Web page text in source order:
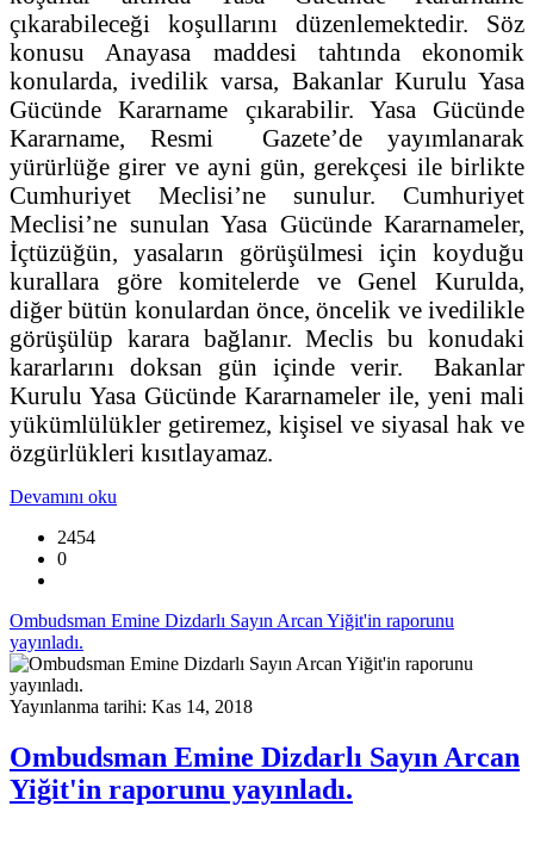
çıkarabileceği koşullarını düzenlemektedir. Söz
konusu Anayasa maddesi tahtında ekonomik
konularda, ivedilik varsa, Bakanlar Kurulu Yasa
Gücünde Kararname çıkarabilir. Yasa Gücünde
Kararname, Resmi Gazete’de yayımlanarak
yürürlüğe girer ve ayni gün, gerekçesi ile birlikte
Cumhuriyet Meclisi’ne sunulur. Cumhuriyet
Meclisi’ne sunulan Yasa Gücünde Kararnameler,
İçtüzüğün, yasaların görüşülmesi için koyduğu
kurallara göre komitelerde ve Genel Kurulda,
diğer bütün konulardan önce, öncelik ve ivedilikle
görüşülüp karara bağlanır. Meclis bu konudaki
kararlarını doksan gün içinde verir. Bakanlar
Kurulu Yasa Gücünde Kararnameler ile, yeni mali
yükümlülükler getiremez, kişisel ve siyasal hak ve
özgürlükleri kısıtlayamaz.
Devamını oku
2454
0
Ombudsman Emine Dizdarlı Sayın Arcan Yiğit'in raporunu
yayınladı.
Yayınlanma tarihi: Kas 14, 2018
Ombudsman Emine Dizdarlı Sayın Arcan
Yiğit'in raporunu yayınladı.